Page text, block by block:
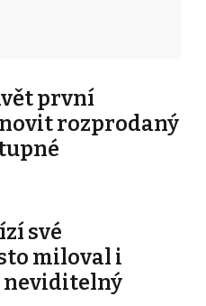
první
rozprodaný
své
miloval i
neviditelný